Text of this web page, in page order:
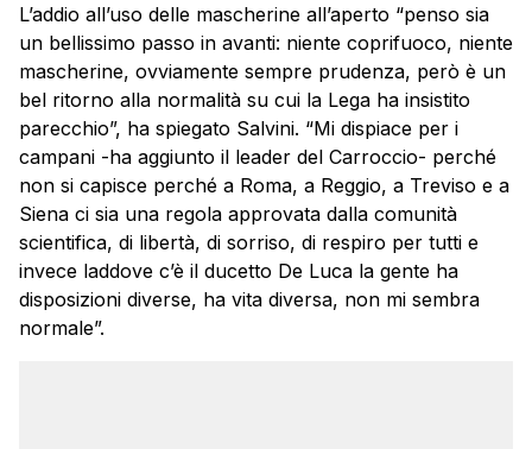
L’addio all’uso delle mascherine all’aperto “penso sia
un bellissimo passo in avanti: niente coprifuoco, niente
mascherine, ovviamente sempre prudenza, però è un
bel ritorno alla normalità su cui la Lega ha insistito
parecchio”, ha spiegato Salvini. “Mi dispiace per i
campani -ha aggiunto il leader del Carroccio- perché
non si capisce perché a Roma, a Reggio, a Treviso e a
Siena ci sia una regola approvata dalla comunità
scientifica, di libertà, di sorriso, di respiro per tutti e
invece laddove c’è il ducetto De Luca la gente ha
disposizioni diverse, ha vita diversa, non mi sembra
normale”.